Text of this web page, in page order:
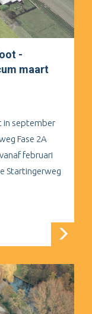
-
maart
in september
Fase 2A
februari
Startingerweg